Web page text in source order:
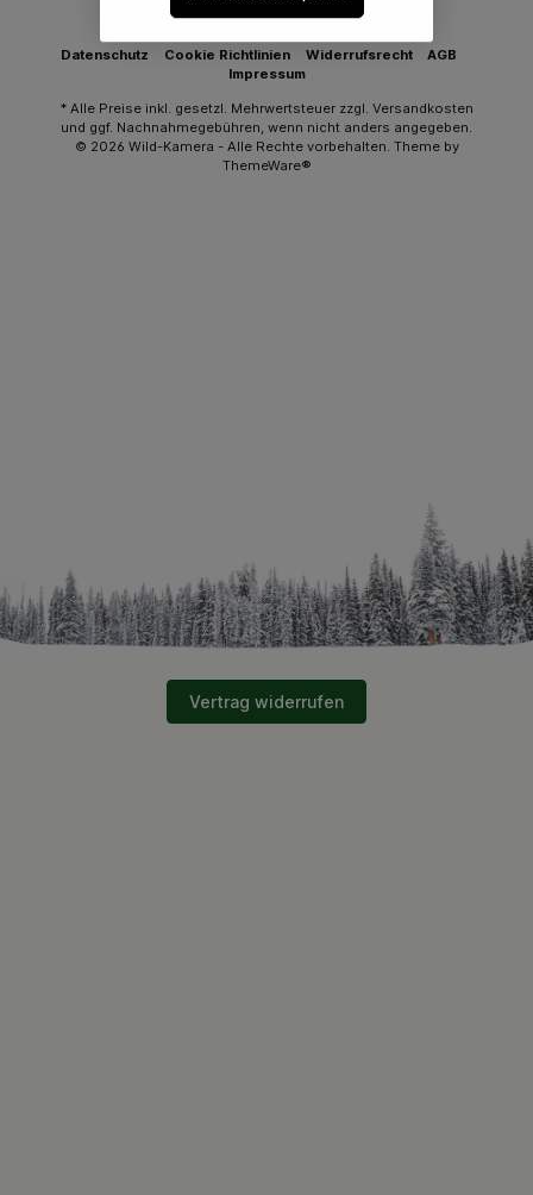
Datenschutz Cookie Richtlinien Widerrufsrecht
AGB
Impressum
* Alle Preise inkl. gesetzl. Mehrwertsteuer zzgl. Versandkosten
und ggf. Nachnahmegebühren, wenn nicht anders angegeben.
© 2026 Wild-Kamera - Alle Rechte vorbehalten. Theme by
ThemeWare®
Vertrag widerrufen